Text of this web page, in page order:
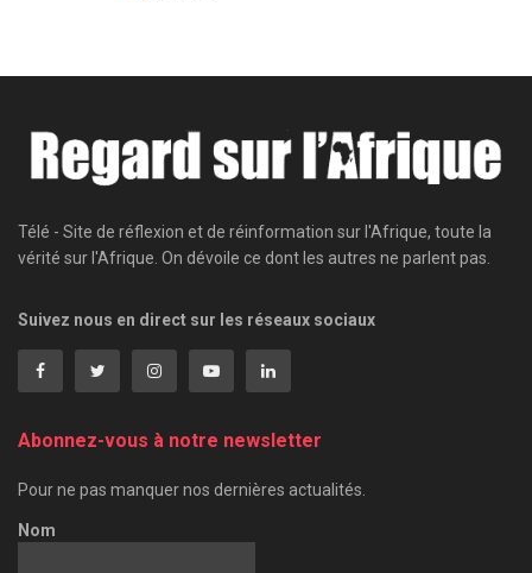
Télé - Site de réflexion et de réinformation sur l'Afrique, toute la
vérité sur l'Afrique. On dévoile ce dont les autres ne parlent pas.
Suivez nous en direct sur les réseaux sociaux
Abonnez-vous à notre newsletter
Pour ne pas manquer nos dernières actualités.
Nom